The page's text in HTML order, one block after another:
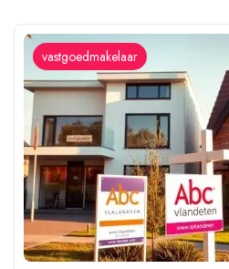
vastgoedmakelaar